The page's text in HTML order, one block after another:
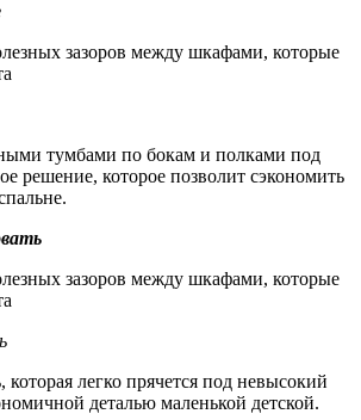
тумбами по бокам и полками под
решение, которое позволит сэкономить
легко прячется под невысокий
деталью маленькой детской.